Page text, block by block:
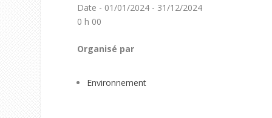
Date - 01/01/2024 - 31/12/2024
0 h 00
Organisé par
Environnement